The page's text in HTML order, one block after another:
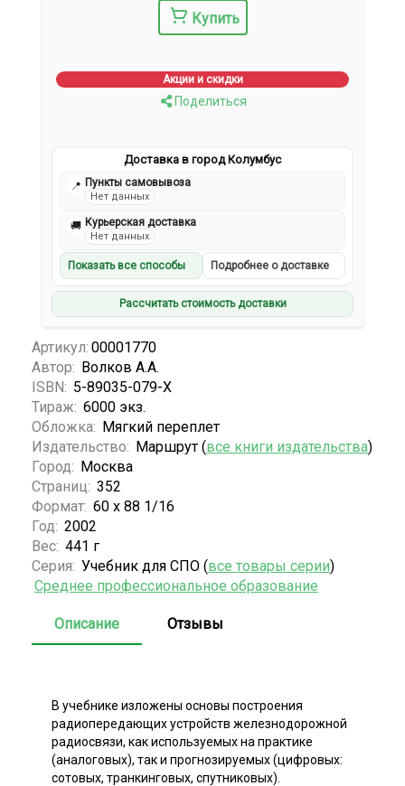
Купить
Акции и скидки
Поделиться
Доставка в город Колумбус
📍 Пункты самовывоза
Нет данных
🚚 Курьерская доставка
Нет данных
Показать все способы Подробнее о доставке
Рассчитать стоимость доставки
Артикул: 00001770
Автор: Волков А.А.
ISBN: 5-89035-079-X
Тираж: 6000 экз.
Обложка: Мягкий переплет
Издательство: Маршрут (все книги издательства)
Город: Москва
Страниц: 352
Формат: 60 х 88 1/16
Год: 2002
Вес: 441 г
Серия: Учебник для СПО (все товары серии)
Среднее профессиональное образование
Описание Отзывы
В учебнике изложены основы построения
радиопередающих устройств железнодорожной
радиосвязи, как используемых на практике
(аналоговых), так и прогнозируемых (цифровых:
сотовых, транкинговых, спутниковых).